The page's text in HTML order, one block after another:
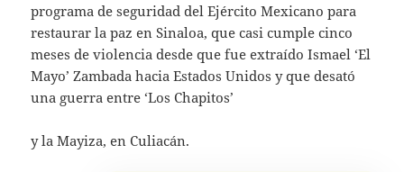
programa de seguridad del Ejército Mexicano para
restaurar la paz en Sinaloa, que casi cumple cinco
meses de violencia desde que fue extraído Ismael ‘El
Mayo’ Zambada hacia Estados Unidos y que desató
una guerra entre ‘Los Chapitos’
y la Mayiza, en Culiacán.